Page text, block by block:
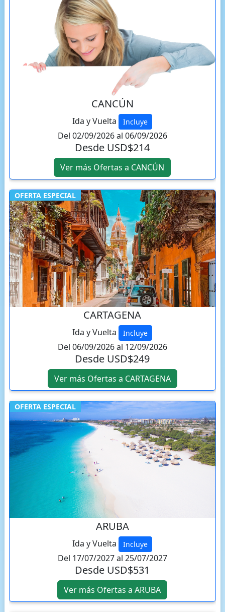
CANCÚN
Ida y Vuelta Incluye
Del 02/09/2026 al 06/09/2026
Desde USD$214
Ver más Ofertas a CANCÚN
OFERTA ESPECIAL
CARTAGENA
Ida y Vuelta Incluye
Del 06/09/2026 al 12/09/2026
Desde USD$249
Ver más Ofertas a CARTAGENA
OFERTA ESPECIAL
ARUBA
Ida y Vuelta Incluye
Del 17/07/2027 al 25/07/2027
Desde USD$531
Ver más Ofertas a ARUBA